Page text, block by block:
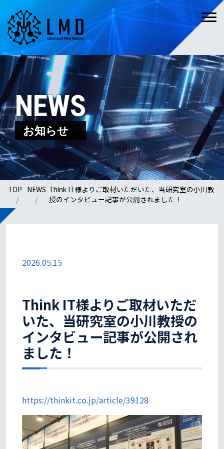
NEWS
お知らせ
TOP NEWS Think IT様よりご取材いただいた、当研究室の小川教
授のインタビュー記事が公開されました！
2026.05.15
Think IT様よりご取材いただ
いた、当研究室の小川教授の
インタビュー記事が公開され
ました！
https://thinkit.co.jp/article/39128